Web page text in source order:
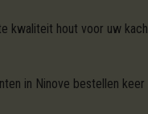
kwaliteit hout voor uw
in Ninove bestellen